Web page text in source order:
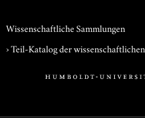
Wissenschaftliche Sammlungen
› Teil-Katalog der